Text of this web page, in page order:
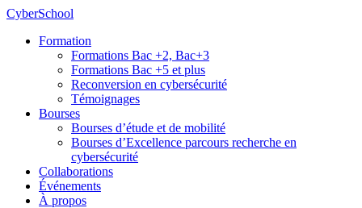
CyberSchool
Formation
Formations Bac +2, Bac+3
Formations Bac +5 et plus
Reconversion en cybersécurité
Témoignages
Bourses
Bourses d’étude et de mobilité
Bourses d’Excellence parcours recherche en
cybersécurité
Collaborations
Événements
À propos